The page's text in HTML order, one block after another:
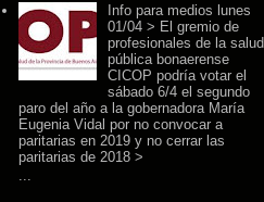
Info para medios lunes
01/04 > El gremio de
profesionales de la salud
pública bonaerense
CICOP podría votar el
sábado 6/4 el segundo
paro del año a la gobernadora María
Eugenia Vidal por no convocar a
paritarias en 2019 y no cerrar las
paritarias de 2018 >
...